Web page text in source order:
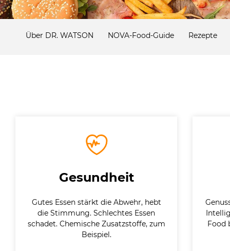
Über DR. WATSON NOVA-Food-Guide Rezepte
Gesundheit
Gutes Essen stärkt die Abwehr, hebt
die Stimmung. Schlechtes Essen
schadet. Chemische Zusatzstoffe, zum
Beispiel.
Food